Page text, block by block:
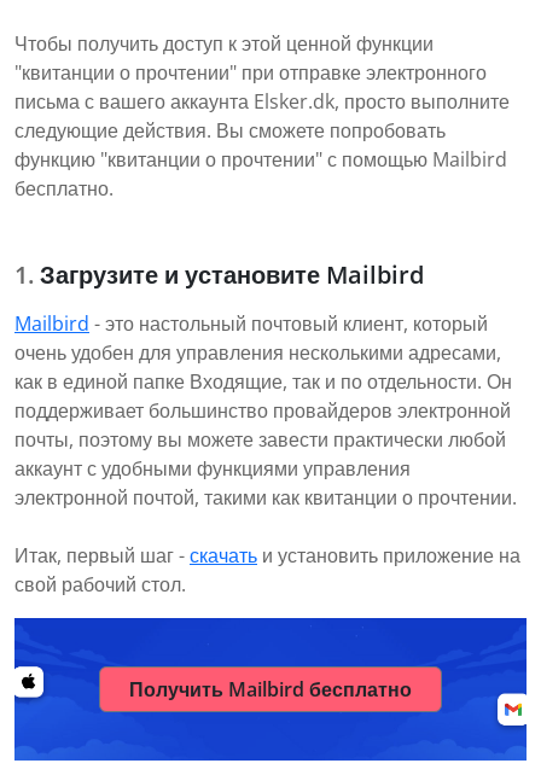
Чтобы получить доступ к этой ценной функции
"квитанции о прочтении" при отправке электронного
письма с вашего аккаунта Elsker.dk, просто выполните
следующие действия. Вы сможете попробовать
функцию "квитанции о прочтении" с помощью Mailbird
бесплатно.
Загрузите и установите Mailbird
Mailbird - это настольный почтовый клиент, который
очень удобен для управления несколькими адресами,
как в единой папке Входящие, так и по отдельности. Он
поддерживает большинство провайдеров электронной
почты, поэтому вы можете завести практически любой
аккаунт с удобными функциями управления
электронной почтой, такими как квитанции о прочтении.
Итак, первый шаг -скачать и установить приложение на
свой рабочий стол.
Получить Mailbird бесплатно